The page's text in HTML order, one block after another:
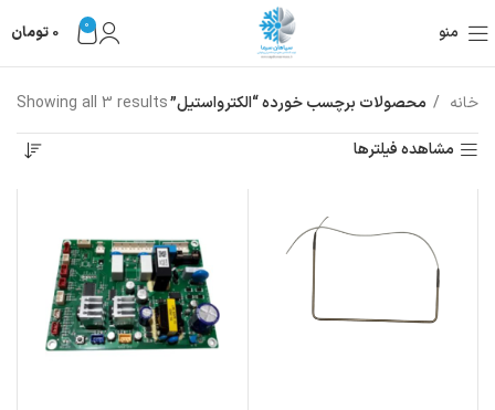
منو 0
0 تومان
خانه محصولات برچسب خورده “الکترواستیل”Showing all 3 results
مشاهده فیلترها